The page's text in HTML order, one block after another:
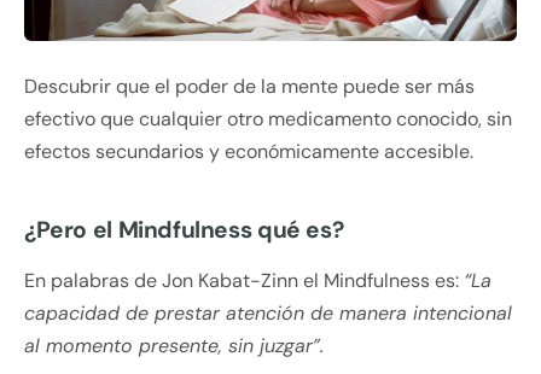
Descubrir que el poder de la mente puede ser más
efectivo que cualquier otro medicamento conocido, sin
efectos secundarios y económicamente accesible.
¿Pero el Mindfulness qué es?
En palabras de Jon Kabat-Zinn el Mindfulness es: “La
capacidad de prestar atención de manera intencional
al momento presente, sin juzgar”.